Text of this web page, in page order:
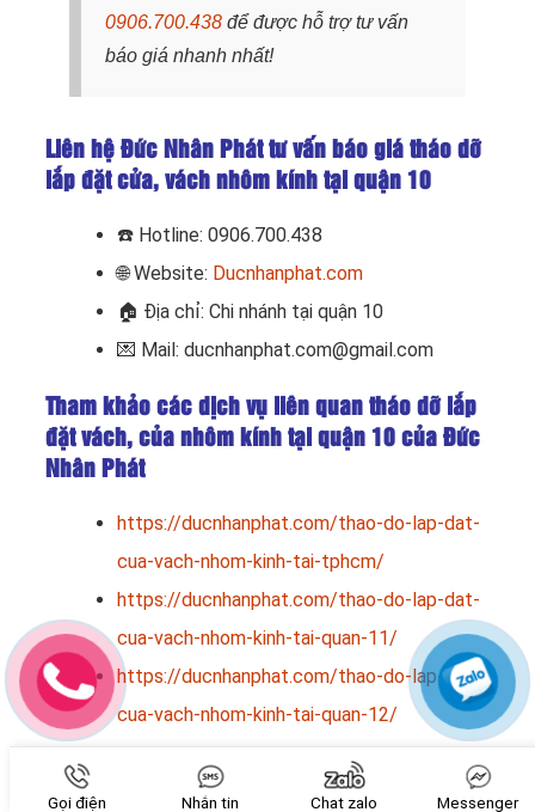
0906.700.438 để được hỗ trợ tư vấn
báo giá nhanh nhất!
Liên hệ Đức Nhân Phát tư vấn báo giá tháo dỡ
lắp đặt cửa, vách nhôm kính tại quận 10
☎️ Hotline: 0906.700.438
🌐 Website: Ducnhanphat.com
🏠 Địa chỉ: Chi nhánh tại quận 10
💌 Mail: ducnhanphat.com@gmail.com
Tham khảo các dịch vụ liên quan tháo dỡ lắp
đặt vách, của nhôm kính tại quận 10 của Đức
Nhân Phát
https://ducnhanphat.com/thao-do-lap-dat-
cua-vach-nhom-kinh-tai-tphcm/
https://ducnhanphat.com/thao-do-lap-dat-
cua-vach-nhom-kinh-tai-quan-11/
https://ducnhanphat.com/thao-do-lap-dat-
cua-vach-nhom-kinh-tai-quan-12/
Rate this post
Gọi điện Nhắn tin Chat zalo Messenger